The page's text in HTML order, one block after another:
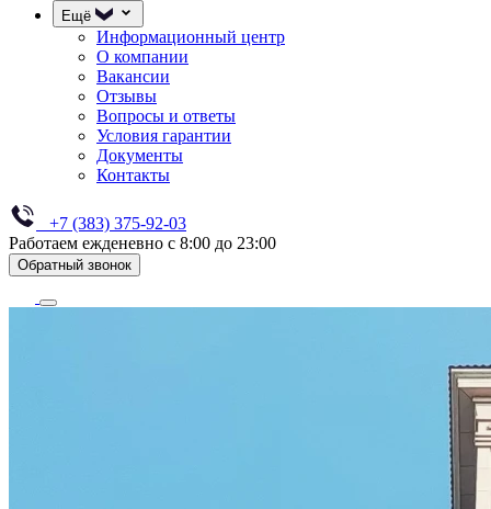
Ещё
Информационный центр
О компании
Вакансии
Отзывы
Вопросы и ответы
Условия гарантии
Документы
Контакты
+7 (383) 375-92-03
Работаем ежденевно с 8:00 до 23:00
Обратный звонок